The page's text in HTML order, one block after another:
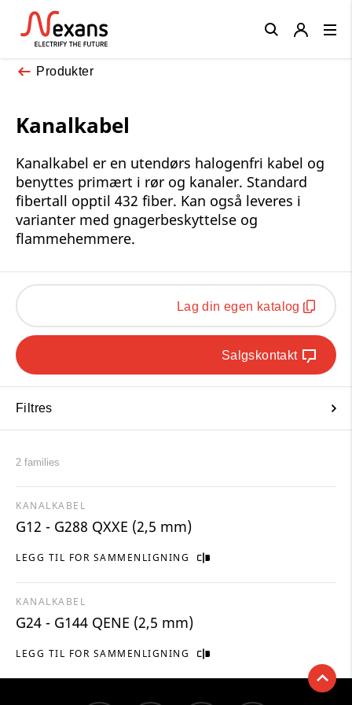
Produkter
Kanalkabel
Kanalkabel er en utendørs halogenfri kabel og
benyttes primært i rør og kanaler. Standard
fibertall opptil 432 fiber. Kan også leveres i
varianter med gnagerbeskyttelse og
flammehemmere.
Lag din egen katalog
Salgskontakt
Filtres
2 families
LEGG TIL FOR SAMMENLIGNING
KANALKABEL
G12 - G288 QXXE (2,5 mm)
LEGG TIL FOR SAMMENLIGNING
KANALKABEL
G24 - G144 QENE (2,5 mm)
Close